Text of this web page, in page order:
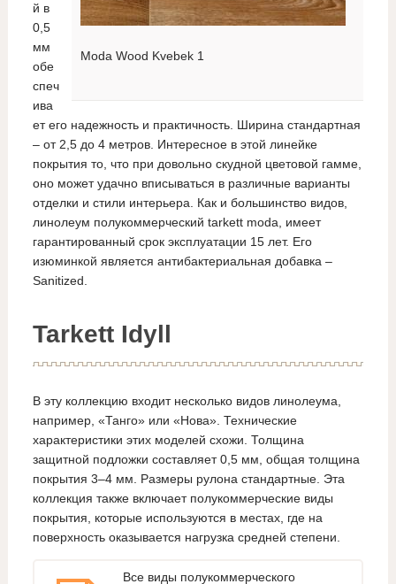
Moda Wood Kvebek 1
й в
0,5
мм
обе
спеч
ива
ет его надежность и практичность. Ширина стандартная
– от 2,5 до 4 метров. Интересное в этой линейке
покрытия то, что при довольно скудной цветовой гамме,
оно может удачно вписываться в различные варианты
отделки и стили интерьера. Как и большинство видов,
линолеум полукоммерческий tarkett moda, имеет
гарантированный срок эксплуатации 15 лет. Его
изюминкой является антибактериальная добавка –
Sanitized.
Tarkett Idyll
В эту коллекцию входит несколько видов линолеума,
например, «Танго» или «Нова». Технические
характеристики этих моделей схожи. Толщина
защитной подложки составляет 0,5 мм, общая толщина
покрытия 3–4 мм. Размеры рулона стандартные. Эта
коллекция также включает полукоммерческие виды
покрытия, которые используются в местах, где на
поверхность оказывается нагрузка средней степени.
Все виды полукоммерческого